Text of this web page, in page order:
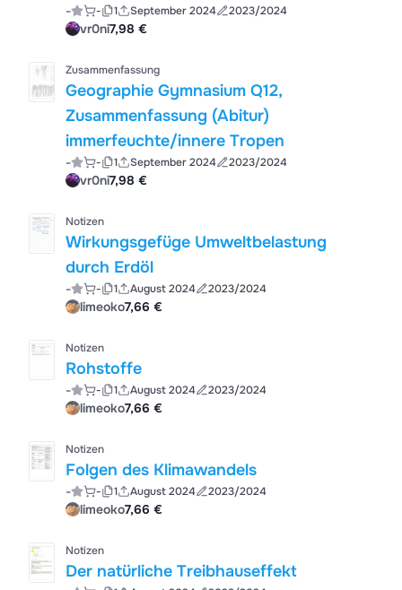
- - 1 September 2024 2023/2024
vr0ni7,98 €
Zusammenfassung
Geographie Gymnasium Q12,
Zusammenfassung (Abitur)
immerfeuchte/innere Tropen
- - 1 September 2024 2023/2024
vr0ni7,98 €
Notizen
Wirkungsgefüge Umweltbelastung
durch Erdöl
- - 1 August 2024 2023/2024
limeoko7,66 €
Notizen
Rohstoffe
- - 1 August 2024 2023/2024
limeoko7,66 €
Notizen
Folgen des Klimawandels
- - 1 August 2024 2023/2024
limeoko7,66 €
Notizen
Der natürliche Treibhauseffekt